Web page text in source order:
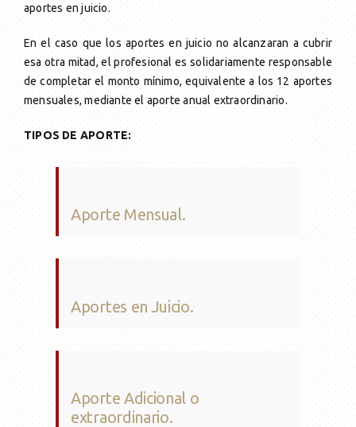
aportes en juicio.
En el caso que los aportes en juicio no alcanzaran a cubrir
esa otra mitad, el profesional es solidariamente responsable
de completar el monto mínimo, equivalente a los 12 aportes
mensuales, mediante el aporte anual extraordinario.
TIPOS DE APORTE:
Aporte Mensual.
Aportes en Juicio.
Aporte Adicional o
extraordinario.